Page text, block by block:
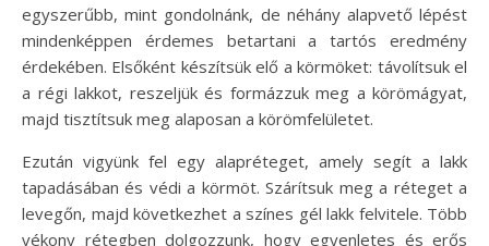
egyszerűbb, mint gondolnánk, de néhány alapvető lépést
mindenképpen érdemes betartani a tartós eredmény
érdekében. Elsőként készítsük elő a körmöket: távolítsuk el
a régi lakkot, reszeljük és formázzuk meg a körömágyat,
majd tisztítsuk meg alaposan a körömfelületet.
Ezután vigyünk fel egy alapréteget, amely segít a lakk
tapadásában és védi a körmöt. Szárítsuk meg a réteget a
levegőn, majd következhet a színes gél lakk felvitele. Több
vékony rétegben dolgozzunk, hogy egyenletes és erős